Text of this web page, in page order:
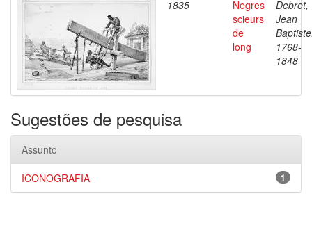
1835
Negres
scieurs
de
long
Debret,
Jean
1768-
1848
Sugestões de pesquisa
Assunto
1
ICONOGRAFIA